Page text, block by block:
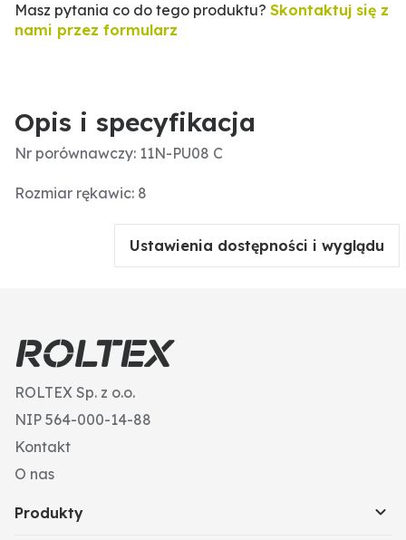
Masz pytania co do tego produktu? Skontaktuj się z
nami przez formularz
Opis i specyfikacja
Nr porównawczy: 11N-PU08 C
Rozmiar rękawic: 8
Ustawienia dostępności i wyglądu
ROLTEX Sp. z o.o.
NIP 564-000-14-88
Kontakt
O nas
Produkty